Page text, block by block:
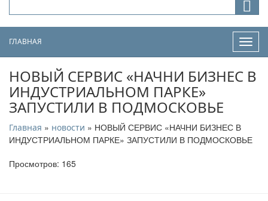
ГЛАВНАЯ
НОВЫЙ СЕРВИС «НАЧНИ БИЗНЕС В
ИНДУСТРИАЛЬНОМ ПАРКЕ»
ЗАПУСТИЛИ В ПОДМОСКОВЬЕ
Главная » новости » НОВЫЙ СЕРВИС «НАЧНИ БИЗНЕС В
ИНДУСТРИАЛЬНОМ ПАРКЕ» ЗАПУСТИЛИ В ПОДМОСКОВЬЕ
Просмотров: 165